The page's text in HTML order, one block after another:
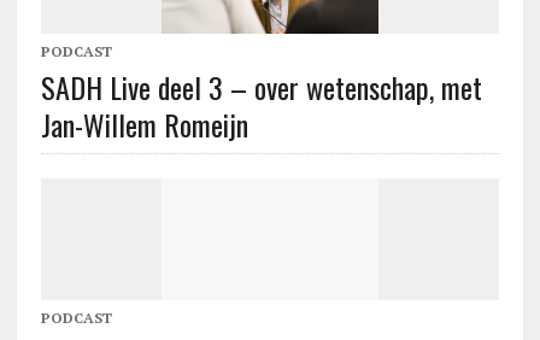
PODCAST
SADH Live deel 3 – over wetenschap, met
Jan-Willem Romeijn
PODCAST